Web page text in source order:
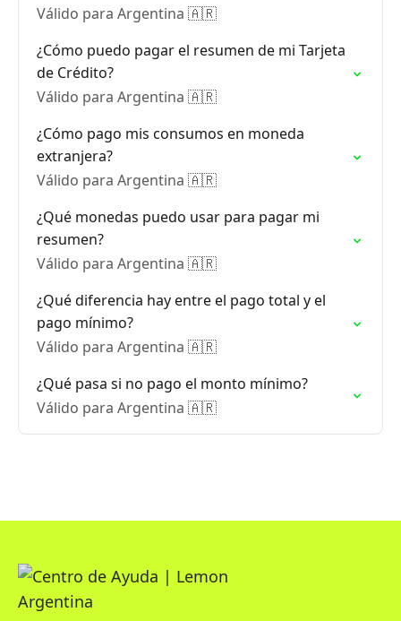
Válido para Argentina 🇦🇷
¿Cómo puedo pagar el resumen de mi Tarjeta
de Crédito?
Válido para Argentina 🇦🇷
¿Cómo pago mis consumos en moneda
extranjera?
Válido para Argentina 🇦🇷
¿Qué monedas puedo usar para pagar mi
resumen?
Válido para Argentina 🇦🇷
¿Qué diferencia hay entre el pago total y el
pago mínimo?
Válido para Argentina 🇦🇷
¿Qué pasa si no pago el monto mínimo?
Válido para Argentina 🇦🇷